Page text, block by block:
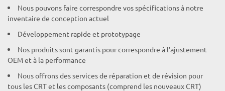
Nous pouvons faire correspondre vos spécifications à notre
inventaire de conception actuel
Développement rapide et prototypage
Nos produits sont garantis pour correspondre à l'ajustement
OEM et à la performance
Nous offrons des services de réparation et de révision pour
tous les CRT et les composants (comprend les nouveaux CRT)